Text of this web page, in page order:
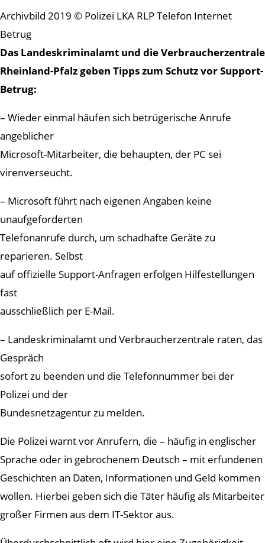
Archivbild 2019 © Polizei LKA RLP Telefon Internet
Betrug
Das Landeskriminalamt und die Verbraucherzentrale
Rheinland-Pfalz geben Tipps zum Schutz vor Support-
Betrug:
– Wieder einmal häufen sich betrügerische Anrufe
angeblicher
Microsoft-Mitarbeiter, die behaupten, der PC sei
virenverseucht.
– Microsoft führt nach eigenen Angaben keine
unaufgeforderten
Telefonanrufe durch, um schadhafte Geräte zu
reparieren. Selbst
auf offizielle Support-Anfragen erfolgen Hilfestellungen
fast
ausschließlich per E-Mail.
– Landeskriminalamt und Verbraucherzentrale raten, das
Gespräch
sofort zu beenden und die Telefonnummer bei der
Polizei und der
Bundesnetzagentur zu melden.
Die Polizei warnt vor Anrufern, die – häufig in englischer
Sprache oder in gebrochenem Deutsch – mit erfundenen
Geschichten an Daten, Informationen und Geld kommen
wollen. Hierbei geben sich die Täter häufig als Mitarbeiter
großer Firmen aus dem IT-Sektor aus.